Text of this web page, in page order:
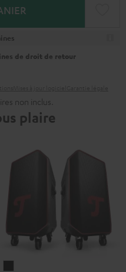
de droit de retour
non inclus.
plaire